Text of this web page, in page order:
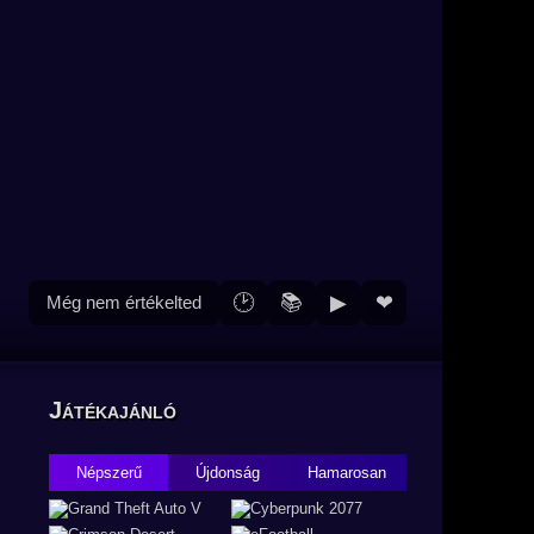
Még nem értékelted 🕑 📚 ▶ ❤
Játékajánló
Népszerű Újdonság Hamarosan